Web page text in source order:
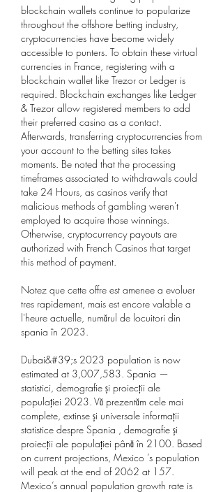
blockchain wallets continue to popularize
throughout the offshore betting industry,
cryptocurrencies have become widely
accessible to punters. To obtain these virtual
currencies in France, registering with a
blockchain wallet like Trezor or Ledger is
required. Blockchain exchanges like Ledger
& Trezor allow registered members to add
their preferred casino as a contact.
Afterwards, transferring cryptocurrencies from
your account to the betting sites takes
moments. Be noted that the processing
timeframes associated to withdrawals could
take 24 Hours, as casinos verify that
malicious methods of gambling weren't
employed to acquire those winnings.
Otherwise, cryptocurrency payouts are
authorized with French Casinos that target
this method of payment.
Notez que cette offre est amenee a evoluer
tres rapidement, mais est encore valable a
l'heure actuelle, numărul de locuitori din
spania în 2023.
Dubai&#39;s 2023 population is now
estimated at 3,007,583. Spania —
statistici, demografie și proiecții ale
populației 2023. Vă prezentăm cele mai
complete, extinse și universale informații
statistice despre Spania , demografie și
proiecții ale populației până în 2100. Based
on current projections, Mexico ’s population
will peak at the end of 2062 at 157.
Mexico’s annual population growth rate is